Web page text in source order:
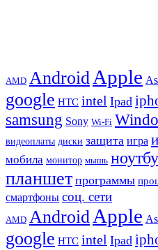
AMD Android Apple
google HTC intel Ipad
samsung Sony Wi-Fi
видеоплаты диски защита игра
мобила монитор мышь
планшет программы
смартфоны соц. сети
AMD Android Apple
google HTC intel Ipad